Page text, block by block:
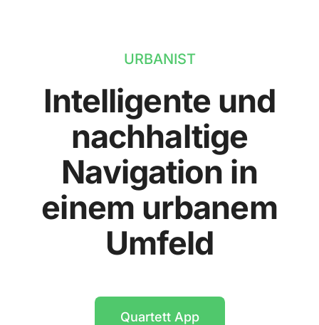
URBANIST
Intelligente und
nachhaltige
Navigation in
einem urbanem
Umfeld
Quartett App